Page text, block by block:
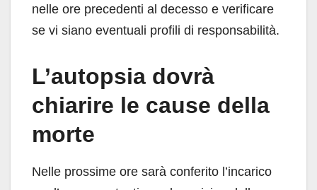
nelle ore precedenti al decesso e verificare
se vi siano eventuali profili di responsabilità.
L’autopsia dovrà
chiarire le cause della
morte
Nelle prossime ore sarà conferito l’incarico